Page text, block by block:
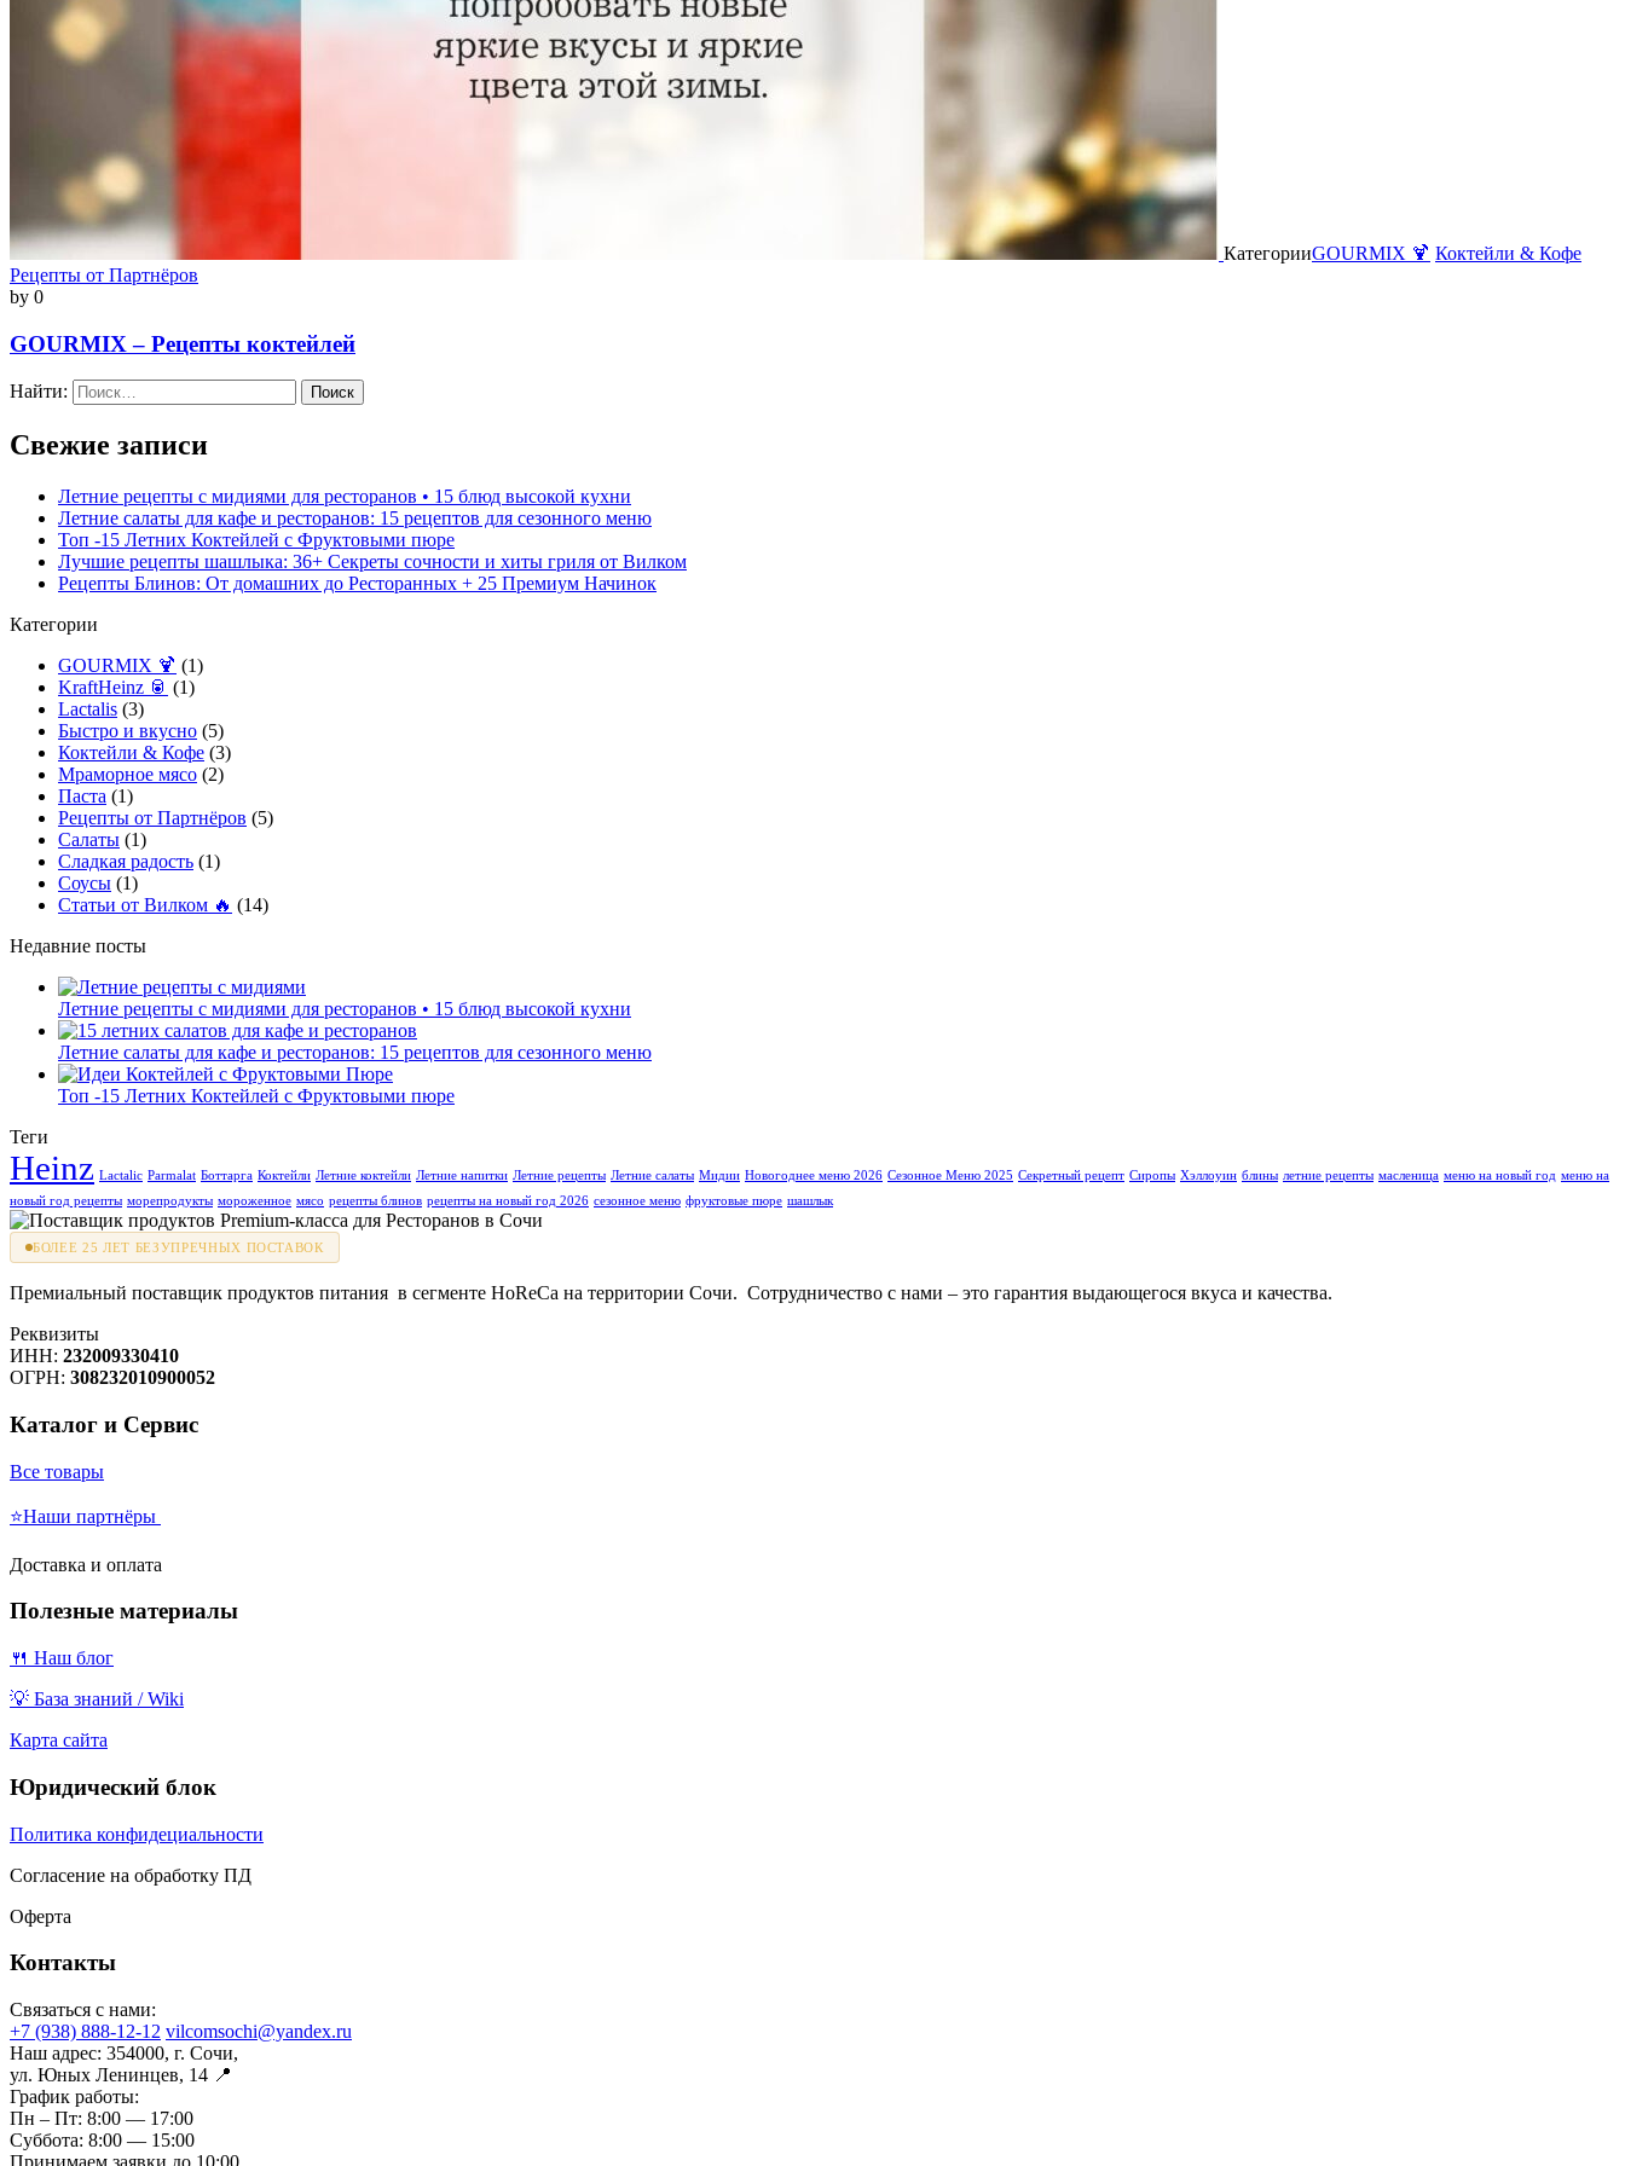
КатегорииGOURMIX 🍹 Коктейли & Кофе
Рецепты от Партнёров
by 0
GOURMIX – Рецепты коктейлей
Найти:
Свежие записи
Летние рецепты с мидиями для ресторанов • 15 блюд высокой кухни
Летние салаты для кафе и ресторанов: 15 рецептов для сезонного меню
Топ -15 Летних Коктейлей с Фруктовыми пюре
Лучшие рецепты шашлыка: 36+ Секреты сочности и хиты гриля от Вилком
Рецепты Блинов: От домашних до Ресторанных + 25 Премиум Начинок
Категории
GOURMIX 🍹 (1)
KraftHeinz 🥫 (1)
Lactalis (3)
Быстро и вкусно (5)
Коктейли & Кофе (3)
Мраморное мясо (2)
Паста (1)
Рецепты от Партнёров (5)
Салаты (1)
Сладкая радость (1)
Соусы (1)
Статьи от Вилком 🔥 (14)
Недавние посты
Летние рецепты с мидиями для ресторанов • 15 блюд высокой кухни
Летние салаты для кафе и ресторанов: 15 рецептов для сезонного меню
Топ -15 Летних Коктейлей с Фруктовыми пюре
Теги
Heinz Lactalic Parmalat Боттарга Коктейли Летние коктейли Летние напитки Летние рецепты Летние салаты Мидии Новогоднее меню 2026 Сезонное Меню 2025 Секретный рецепт Сиропы Хэллоуин блины летние рецепты масленица меню на новый год меню на
новый год рецепты морепродукты мороженное мясо рецепты блинов рецепты на новый год 2026 сезонное меню фруктовые пюре шашлык
БОЛЕЕ 25 ЛЕТ БЕЗУПРЕЧНЫХ ПОСТАВОК
Премиальный поставщик продуктов питания в сегменте HoReCa на территории Сочи. Сотрудничество с нами – это гарантия выдающегося вкуса и качества.
Реквизиты
ИНН: 232009330410
ОГРН: 308232010900052
Каталог и Сервис
Все товары
⭐Наши партнёры
Доставка и оплата
Полезные материалы
🍴 Наш блог
💡 База знаний / Wiki
Карта сайта
Юридический блок
Политика конфидециальности
Согласение на обработку ПД
Оферта
Контакты
Связаться с нами:
+7 (938) 888-12-12 vilcomsochi@yandex.ru
Наш адрес: 354000, г. Сочи,
ул. Юных Ленинцев, 14 📍
График работы:
Пн – Пт: 8:00 — 17:00
Суббота: 8:00 — 15:00
Принимаем заявки до 10:00